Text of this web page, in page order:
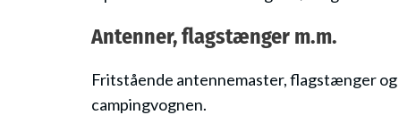
Antenner, flagstænger m.m.
Fritstående antennemaster, flagstænger og
campingvognen.